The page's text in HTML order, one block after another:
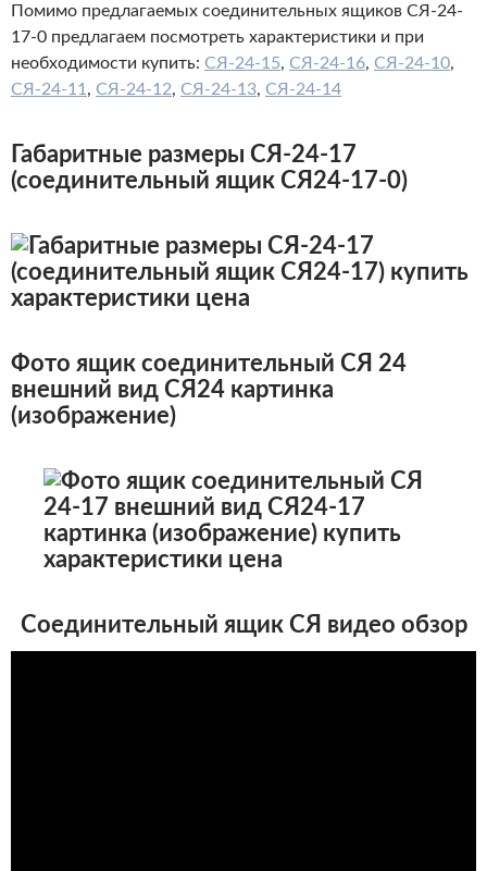
Помимо предлагаемых соединительных ящиков СЯ-24-
17-0 предлагаем посмотреть характеристики и при
необходимости купить: СЯ-24-15, СЯ-24-16, СЯ-24-10,
СЯ-24-11 , СЯ-24-12, СЯ-24-13, СЯ-24-14
Габаритные размеры СЯ-24-17
(соединительный ящик СЯ24-17-0)
Фото ящик соединительный СЯ 24
внешний вид СЯ24 картинка
(изображение)
Соединительный ящик СЯ видео обзор